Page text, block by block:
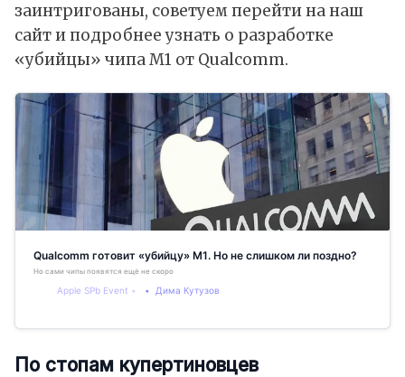
заинтригованы, советуем перейти на наш
сайт и подробнее узнать о разработке
«убийцы» чипа M1 от Qualcomm.
Qualcomm готовит «убийцу» M1. Но не слишком ли поздно?
Но сами чипы появятся ещё не скоро
Apple SPb Event Дима Кутузов
По стопам купертиновцев